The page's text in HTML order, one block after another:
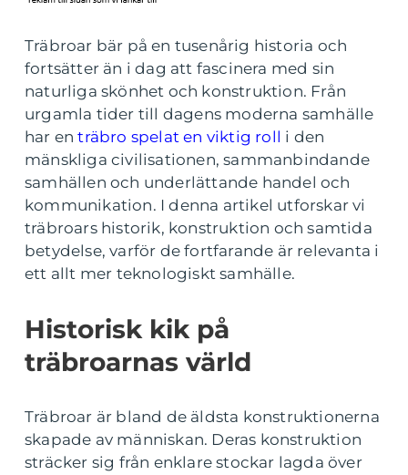
Träbroar bär på en tusenårig historia och
fortsätter än i dag att fascinera med sin
naturliga skönhet och konstruktion. Från
urgamla tider till dagens moderna samhälle
har enträbro spelat en viktig roll i den
mänskliga civilisationen, sammanbindande
samhällen och underlättande handel och
kommunikation. I denna artikel utforskar vi
träbroars historik, konstruktion och samtida
betydelse, varför de fortfarande är relevanta i
ett allt mer teknologiskt samhälle.
Historisk kik på
träbroarnas värld
Träbroar är bland de äldsta konstruktionerna
skapade av människan. Deras konstruktion
sträcker sig från enklare stockar lagda över